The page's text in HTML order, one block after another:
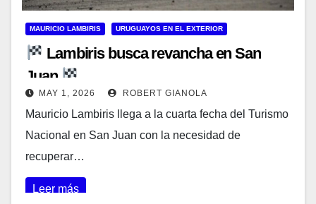
MAURICIO LAMBIRIS URUGUAYOS EN EL EXTERIOR
Lambiris busca revancha en San
Juan
MAY 1, 2026 ROBERT GIANOLA
Mauricio Lambiris llega a la cuarta fecha del Turismo
Nacional en San Juan con la necesidad de
recuperar…
Leer más